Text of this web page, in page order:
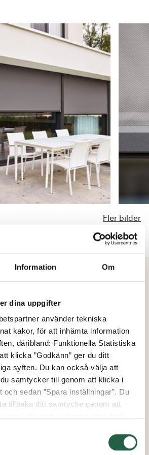
Information Om
dina uppgifter
använder tekniska
kakor, för att inhämta information
däribland: Funktionella Statistiska
klicka ”Godkänn” ger du ditt
syften. Du kan också välja att
samtycker till genom att klicka i
sedan ”Spara inställningar”. Du
tillbaka ditt samtycke genom att
andra tekniska lösningar och hur vi
så nära som 43,5 mm från
att hela motorn ska döljas av
på 95 mm. Välj stödben eller
att bygga ut vertikalmarkisen från
din nya markis på ett befintligt
gärna tillverkaren efter
pulverkod för exakt
säljare för att ange dessa
Köper du ett nytt
glastak i samband med markisen
färg som det har.
med vår nya färgkollektion Finest
med matta färger och en fint
mot såväl repor som
UV-strålning. Kontakta våra säljare
med PVC-coating.
mot vatten, UV-strålning, värme
med jämna mellanrum med såpa
tyg finns i tre färger, ljusgrå,
Tänk på att mörkare färg
- 5 års garanti på produkt- och
Fler bilder